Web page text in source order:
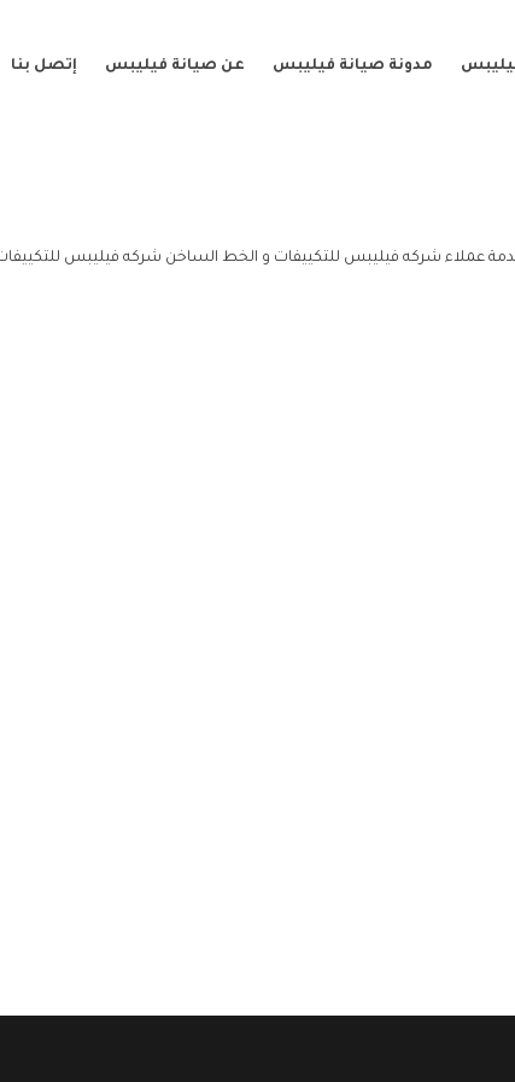
مدونة صيانة فيليبس عن صيانة فيليبس إتصل بنا
عملاء شركه فيليبس للتكييفات و الخط الساخن شركه فيليبس